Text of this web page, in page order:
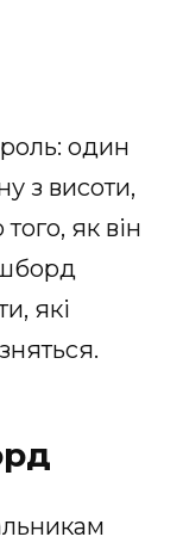
один
з висоти,
як він
які